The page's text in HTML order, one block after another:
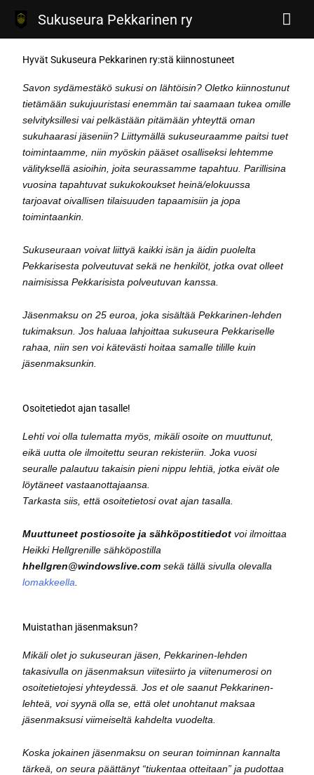
sisältöönSukuseura Pekkarinen ry
Hyvät Sukuseura Pekkarinen ry:stä kiinnostuneet
Savon sydämestäkö sukusi on lähtöisin? Oletko kiinnostunut
tietämään sukujuuristasi enemmän tai saamaan tukea omille
selvityksillesi vai pelkästään pitämään yhteyttä oman
sukuhaarasi jäseniin? Liittymällä sukuseuraamme paitsi tuet
toimintaamme, niin myöskin pääset osalliseksi lehtemme
välityksellä asioihin, joita seurassamme tapahtuu. Parillisina
vuosina tapahtuvat sukukokoukset heinä/elokuussa
tarjoavat oivallisen tilaisuuden tapaamisiin ja jopa
toimintaankin.
Sukuseuraan voivat liittyä kaikki isän ja äidin puolelta
Pekkarisesta polveutuvat sekä ne henkilöt, jotka ovat olleet
naimisissa Pekkarisista polveutuvan kanssa.
Jäsenmaksu on 25 euroa, joka sisältää Pekkarinen-lehden
tukimaksun. Jos haluaa lahjoittaa sukuseura Pekkariselle
rahaa, niin sen voi kätevästi hoitaa samalle tilille kuin
jäsenmaksunkin.
Osoitetiedot ajan tasalle!
Lehti voi olla tulematta myös, mikäli osoite on muuttunut,
eikä uutta ole ilmoitettu seuran rekisteriin. Joka vuosi
seuralle palautuu takaisin pieni nippu lehtiä, jotka eivät ole
löytäneet vastaanottajaansa.
Tarkasta siis, että osoitetietosi ovat ajan tasalla.
Muuttuneet postiosoite ja sähköpostitiedot voi ilmoittaa
Heikki Hellgrenille sähköpostilla
hhellgren@windowslive.comsekä tällä sivulla olevalla
lomakkeella
Muistathan jäsenmaksun?
Mikäli olet jo sukuseuran jäsen, Pekkarinen-lehden
takasivulla on jäsenmaksun viitesiirto ja viitenumerosi on
osoitetietojesi yhteydessä. Jos et ole saanut Pekkarinen-
lehteä, voi syynä olla se, että olet unohtanut maksaa
jäsenmaksusi viimeiseltä kahdelta vuodelta.
Koska jokainen jäsenmaksu on seuran toiminnan kannalta
tärkeä, on seura päättänyt “tiukentaa otteitaan” ja pudottaa